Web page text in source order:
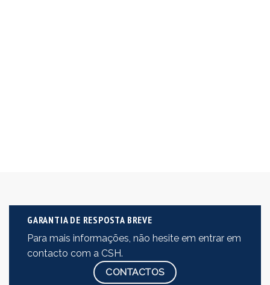
GARANTIA DE RESPOSTA BREVE
Para mais informações, não hesite em entrar em
contacto com a CSH.
CONTACTOS